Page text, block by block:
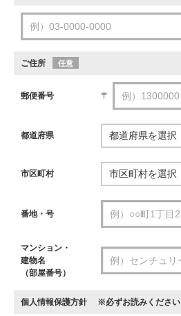
ご住所 任意
郵便番号 〒
都道府県
市区町村
番地・号
マンション・
建物名
（部屋番号）
個人情報保護方針 ※必ずお読みください